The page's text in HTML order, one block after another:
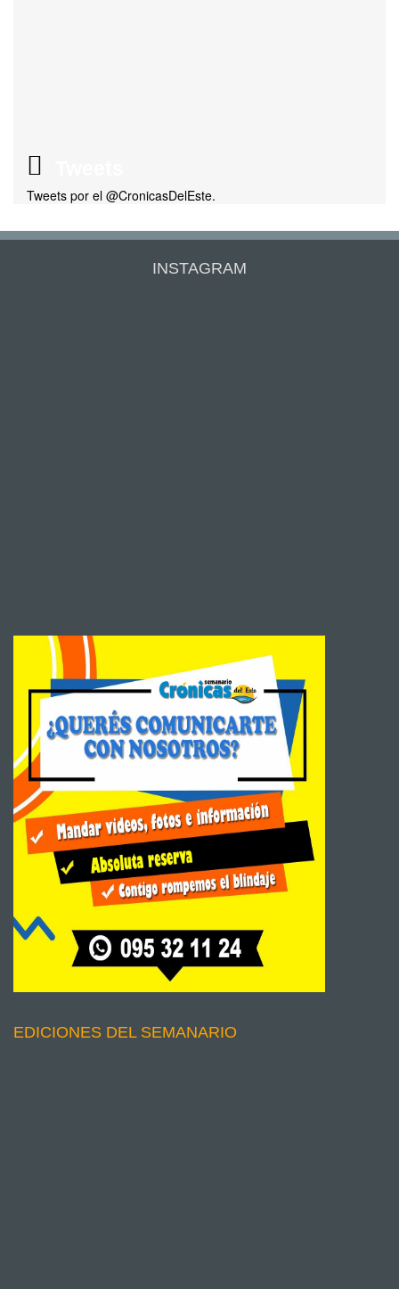
Tweets por el @CronicasDelEste.
INSTAGRAM
EDICIONES DEL SEMANARIO